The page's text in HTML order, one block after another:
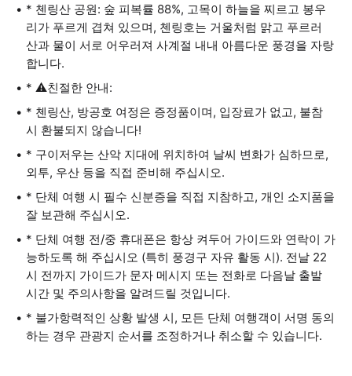
* 첸링산 공원: 숲 피복률 88%, 고목이 하늘을 찌르고 봉우
리가 푸르게 겹쳐 있으며, 첸링호는 거울처럼 맑고 푸르러
산과 물이 서로 어우러져 사계절 내내 아름다운 풍경을 자랑
합니다.
* ⚠️친절한 안내:
* 첸링산, 방공호 여정은 증정품이며, 입장료가 없고, 불참
시 환불되지 않습니다!
* 구이저우는 산악 지대에 위치하여 날씨 변화가 심하므로,
외투, 우산 등을 직접 준비해 주십시오.
* 단체 여행 시 필수 신분증을 직접 지참하고, 개인 소지품을
잘 보관해 주십시오.
* 단체 여행 전/중 휴대폰은 항상 켜두어 가이드와 연락이 가
능하도록 해 주십시오 (특히 풍경구 자유 활동 시). 전날 22
시 전까지 가이드가 문자 메시지 또는 전화로 다음날 출발
시간 및 주의사항을 알려드릴 것입니다.
* 불가항력적인 상황 발생 시, 모든 단체 여행객이 서명 동의
하는 경우 관광지 순서를 조정하거나 취소할 수 있습니다.